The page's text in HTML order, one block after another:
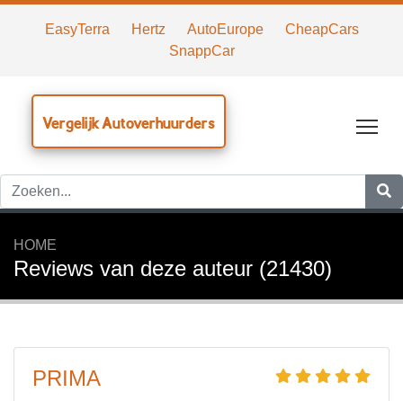
EasyTerra Hertz AutoEurope
CheapCars
SnappCar
Vergelijk Autoverhuurders
HOME
Reviews van deze auteur (21430)
PRIMA